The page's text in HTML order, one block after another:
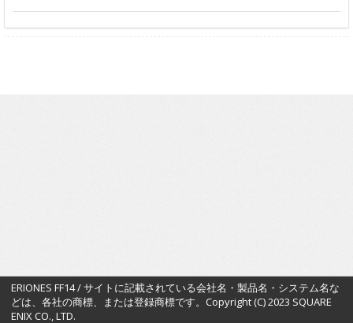
ERIONES FF14 / サイトに記載されている会社名・製品名・システム名な
どは、各社の商標、または登録商標です。Copyright (C) 2023 SQUARE
ENIX CO., LTD.